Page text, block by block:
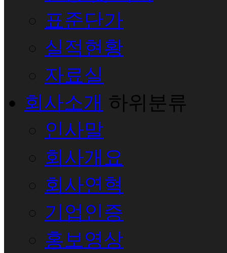
표준단가
실적현황
자료실
회사소개 하위분류
인사말
회사개요
회사연혁
기업인증
홍보영상